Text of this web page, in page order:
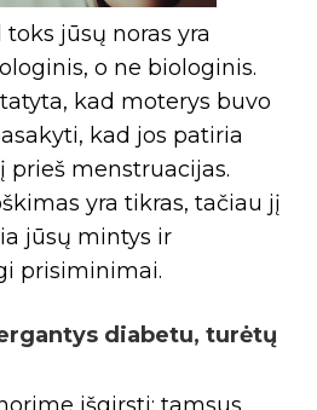
jūsų noras yra
o ne biologinis.
kad moterys buvo
kad jos patiria
prieš menstruacijas.
yra tikras, tačiau jį
jūsų mintys ir
prisiminimai.
diabetu, turėtų
išgirsti: tamsus